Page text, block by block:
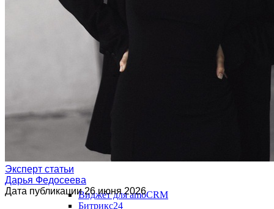
Колл-центр для юристов
Колл-центр для онлайн-школ
АКЦ в сфере недвижимости
Интеграции
Виджет для amoCRM
Битрикс24
Эксперт статьи
Дарья Федосеева
Дата публикации 26 июня 2026